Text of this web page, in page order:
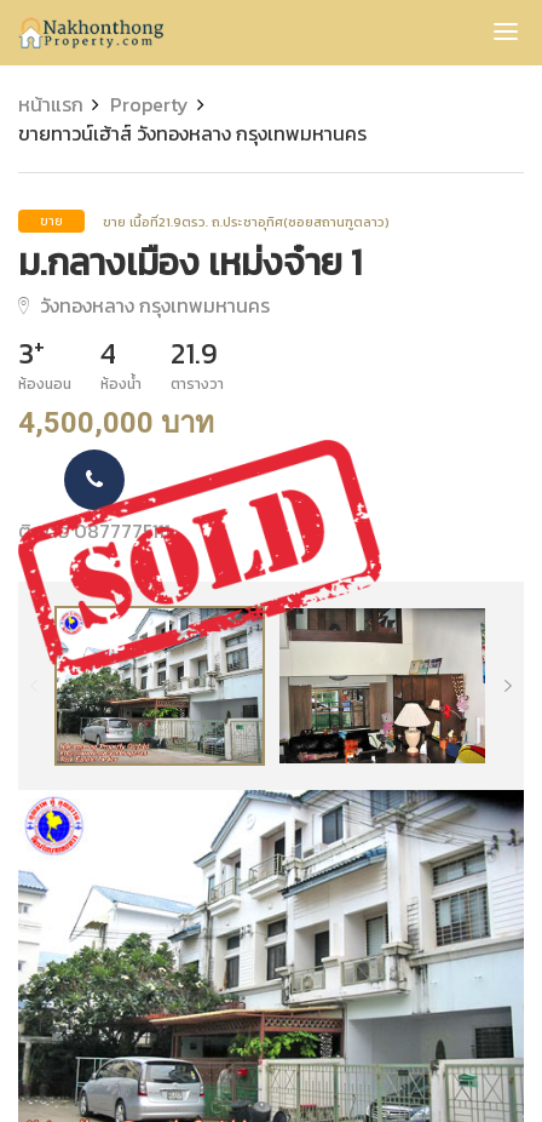
Nakhonthong
หน้าแรก
Property
ขายทาวน์เฮ้าส์ วังทองหลาง กรุงเทพมหานคร
ขาย ขาย เนื้อที่21.9ตรว. ถ.ประชาอุทิศ(ซอยสถานฑูตลาว)
ม.กลางเมือง เหม่งจ๋าย 1
วังทองหลาง กรุงเทพมหานคร
3+
ห้องนอน
4
ห้องน้ำ
21.9
ตารางวา
4,500,000 บาท
ติดต่อ 0877775111